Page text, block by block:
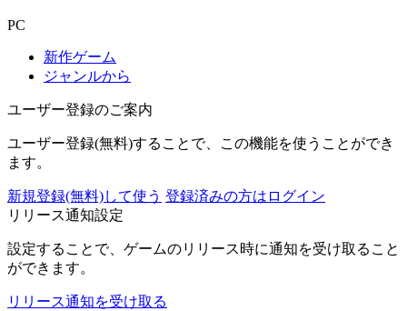
PC
新作ゲーム
ジャンルから
ユーザー登録のご案内
ユーザー登録(無料)することで、この機能を使うことができ
ます。
新規登録(無料)して使う 登録済みの方はログイン
リリース通知設定
設定することで、ゲームのリリース時に通知を受け取ること
ができます。
リリース通知を受け取る